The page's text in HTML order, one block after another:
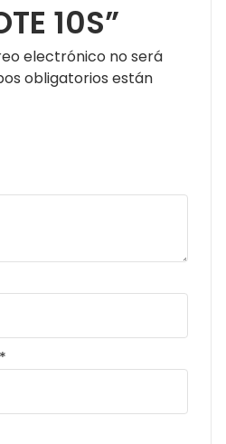
10S”
electrónico no será
obligatorios están
*